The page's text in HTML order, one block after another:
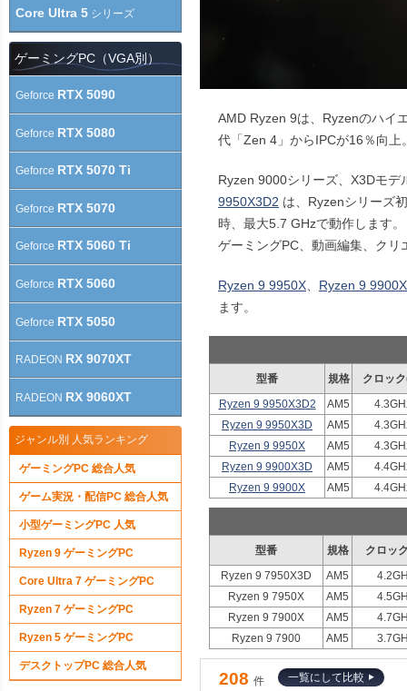
AMD Ryzen 9は、Ryzenのハイ
代「Zen 4」からIPCが16％向
Ryzen 9000シリーズ、X3Dモデ
9950X3D2 は、Ryzenシリーズ
時、最大5.7 GHzで動作します。
ゲーミングPC、動画編集、ク
Ryzen 9 9950X
Ryzen 9 9900X
ます。
型番 規格
クロッ
Ryzen 9 9950X3D2
AM5
Ryzen 9 9950X3D
AM5
Ryzen 9 9950X
AM5
Ryzen 9 9900X3D
AM5
Ryzen 9 9900X
AM5
型番 規格
クロッ
Ryzen 9 7950X3D
AM5
Ryzen 9 7950X
AM5
Ryzen 9 7900X
AM5
Ryzen 9 7900
AM5
208 件
一覧にして比較
Core Ultra 5 シリーズ
ゲーミングPC（VGA別）
Geforce RTX 5090
Geforce RTX 5080
Geforce RTX 5070 Ti
Geforce RTX 5070
Geforce RTX 5060 Ti
Geforce RTX 5060
Geforce RTX 5050
RADEON RX 9070XT
RADEON RX 9060XT
ジャンル別 人気ランキング
ゲーミングPC 総合人気
ゲーム実況・配信PC 総合人気
小型ゲーミングPC 人気
Ryzen 9 ゲーミングPC
Core Ultra 7 ゲーミングPC
Ryzen 7 ゲーミングPC
Ryzen 5 ゲーミングPC
デスクトップPC 総合人気